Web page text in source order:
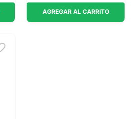
AGREGAR AL CARRITO